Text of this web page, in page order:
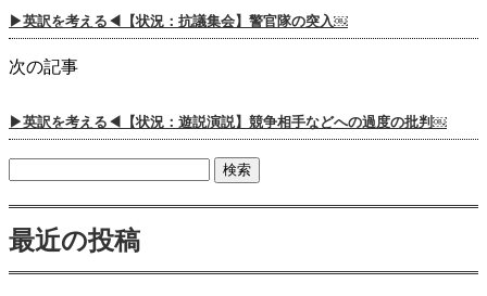
▶英訳を考える◀【状況：抗議集会】警官隊の突入￼
次の記事
▶英訳を考える◀【状況：遊説演説】競争相手などへの過度の批判￼
最近の投稿